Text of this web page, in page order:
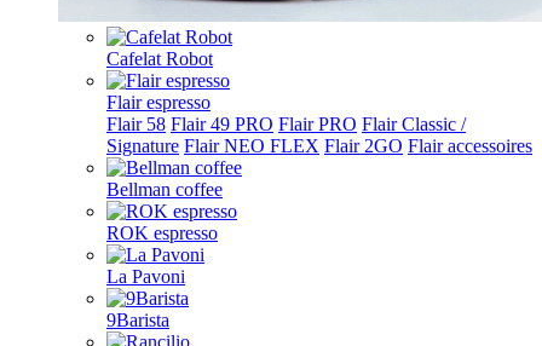
Cafelat Robot
Flair espresso
Flair 58 Flair 49 PRO Flair PRO Flair Classic /
Signature Flair NEO FLEX Flair 2GO Flair accessoires
Bellman coffee
ROK espresso
La Pavoni
9Barista